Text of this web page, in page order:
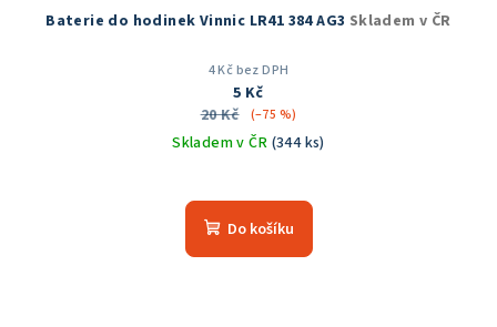
Baterie do hodinek Vinnic LR41 384 AG3 Skladem v ČR
4 Kč bez DPH
5 Kč
20 Kč
(–75 %)
Skladem v ČR (344 ks)
hodnocení
produktu
Do košíku